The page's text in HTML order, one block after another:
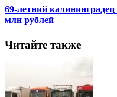
69-летний
млн рублей
Читайте также